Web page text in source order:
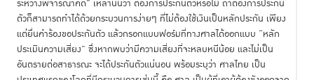
ระหว่างพิจารณาคดี” เหล่านั้นว่า ต้องการประกันตัวหรือไม่ ถ้าต้องการประกัน
ตัวก็สามารถทำได้ด้วยกระบวนการง่ายๆ ที่ไม่ต้องใช้เงินเป็นหลักประกัน เพียง
แต่ยื่นคำร้องขอประกันตัว แล้วกรอกแบบฟอร์มที่ทางศาลได้ออกแบบ “หลัก
ประเมินความเสี่ยง” ซึ่งหากพบว่ามีความเสี่ยงที่จะหลบหนีน้อย และไม่เป็น
อันตรายต่อสาธารณะ จะได้ประกันตัวแน่นอน พร้อมระบุว่า ศาลไทย เป็น